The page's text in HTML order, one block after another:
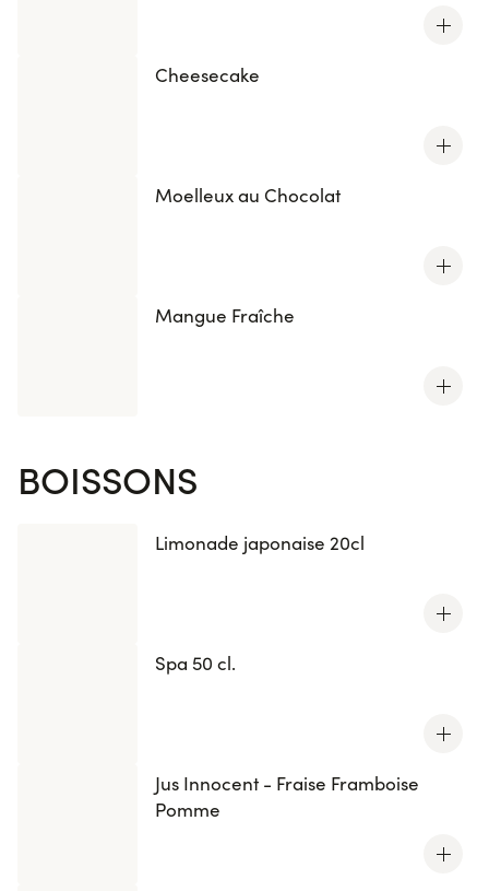
Cheesecake
Moelleux au Chocolat
Mangue Fraîche
BOISSONS
Limonade japonaise 20cl
Spa 50 cl.
Jus Innocent - Fraise Framboise
Pomme